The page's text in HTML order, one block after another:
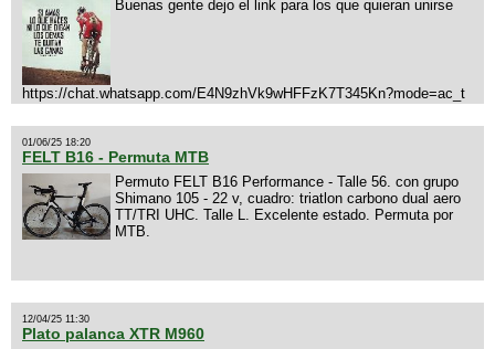
Buenas gente dejo el link para los que quieran unirse
https://chat.whatsapp.com/E4N9zhVk9wHFFzK7T345Kn?mode=ac_t
01/06/25 18:20
FELT B16 - Permuta MTB
Permuto FELT B16 Performance - Talle 56. con grupo
Shimano 105 - 22 v, cuadro: triatlon carbono dual aero
TT/TRI UHC. Talle L. Excelente estado. Permuta por
MTB.
12/04/25 11:30
Plato palanca XTR M960